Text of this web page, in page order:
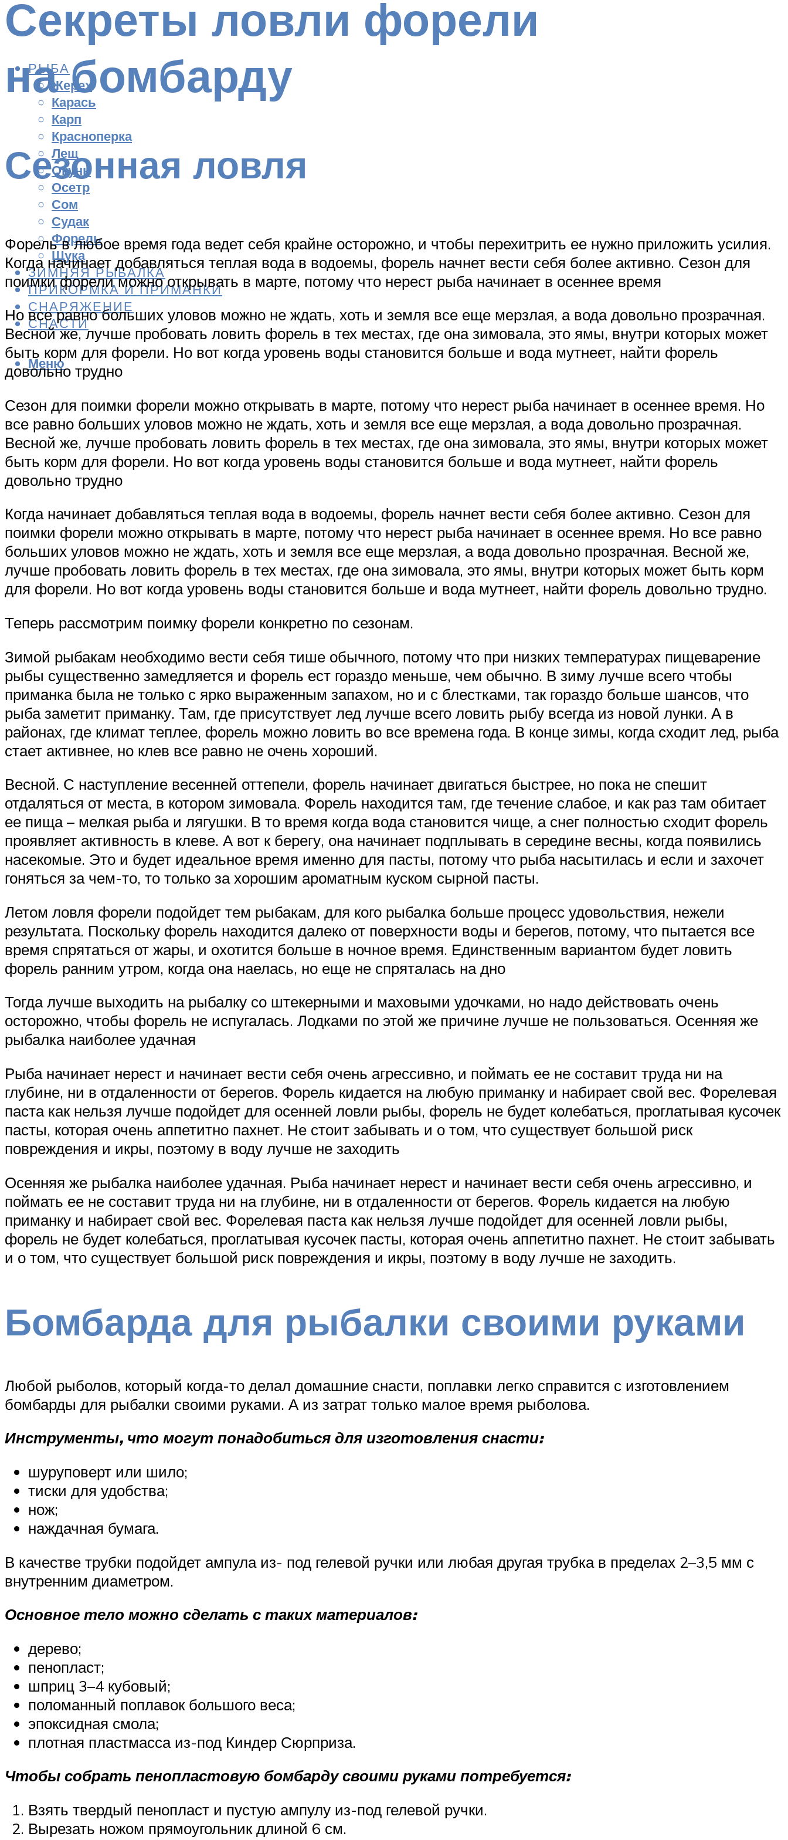
РЫБА
Жерех
Карась
Карп
Красноперка
Лещ
Окунь
Осетр
Сом
Судак
Форель
Щука
ЗИМНЯЯ РЫБАЛКА
ПРИКОРМКА И ПРИМАНКИ
СНАРЯЖЕНИЕ
СНАСТИ
Меню
Секреты ловли форели
на бомбарду
Сезонная ловля
Форель в любое время года ведет себя крайне осторожно, и чтобы перехитрить ее нужно приложить усилия.
Когда начинает добавляться теплая вода в водоемы, форель начнет вести себя более активно. Сезон для
поимки форели можно открывать в марте, потому что нерест рыба начинает в осеннее время
Но все равно больших уловов можно не ждать, хоть и земля все еще мерзлая, а вода довольно прозрачная.
Весной же, лучше пробовать ловить форель в тех местах, где она зимовала, это ямы, внутри которых может
быть корм для форели. Но вот когда уровень воды становится больше и вода мутнеет, найти форель
довольно трудно
Сезон для поимки форели можно открывать в марте, потому что нерест рыба начинает в осеннее время. Но
все равно больших уловов можно не ждать, хоть и земля все еще мерзлая, а вода довольно прозрачная.
Весной же, лучше пробовать ловить форель в тех местах, где она зимовала, это ямы, внутри которых может
быть корм для форели. Но вот когда уровень воды становится больше и вода мутнеет, найти форель
довольно трудно
Когда начинает добавляться теплая вода в водоемы, форель начнет вести себя более активно. Сезон для
поимки форели можно открывать в марте, потому что нерест рыба начинает в осеннее время. Но все равно
больших уловов можно не ждать, хоть и земля все еще мерзлая, а вода довольно прозрачная. Весной же,
лучше пробовать ловить форель в тех местах, где она зимовала, это ямы, внутри которых может быть корм
для форели. Но вот когда уровень воды становится больше и вода мутнеет, найти форель довольно трудно.
Теперь рассмотрим поимку форели конкретно по сезонам.
Зимой рыбакам необходимо вести себя тише обычного, потому что при низких температурах пищеварение
рыбы существенно замедляется и форель ест гораздо меньше, чем обычно. В зиму лучше всего чтобы
приманка была не только с ярко выраженным запахом, но и с блестками, так гораздо больше шансов, что
рыба заметит приманку. Там, где присутствует лед лучше всего ловить рыбу всегда из новой лунки. А в
районах, где климат теплее, форель можно ловить во все времена года. В конце зимы, когда сходит лед, рыба
стает активнее, но клев все равно не очень хороший.
Весной. С наступление весенней оттепели, форель начинает двигаться быстрее, но пока не спешит
отдаляться от места, в котором зимовала. Форель находится там, где течение слабое, и как раз там обитает
ее пища – мелкая рыба и лягушки. В то время когда вода становится чище, а снег полностью сходит форель
проявляет активность в клеве. А вот к берегу, она начинает подплывать в середине весны, когда появились
насекомые. Это и будет идеальное время именно для пасты, потому что рыба насытилась и если и захочет
гоняться за чем-то, то только за хорошим ароматным куском сырной пасты.
Летом ловля форели подойдет тем рыбакам, для кого рыбалка больше процесс удовольствия, нежели
результата. Поскольку форель находится далеко от поверхности воды и берегов, потому, что пытается все
время спрятаться от жары, и охотится больше в ночное время. Единственным вариантом будет ловить
форель ранним утром, когда она наелась, но еще не спряталась на дно
Тогда лучше выходить на рыбалку со штекерными и маховыми удочками, но надо действовать очень
осторожно, чтобы форель не испугалась. Лодками по этой же причине лучше не пользоваться. Осенняя же
рыбалка наиболее удачная
Рыба начинает нерест и начинает вести себя очень агрессивно, и поймать ее не составит труда ни на
глубине, ни в отдаленности от берегов. Форель кидается на любую приманку и набирает свой вес. Форелевая
паста как нельзя лучше подойдет для осенней ловли рыбы, форель не будет колебаться, проглатывая кусочек
пасты, которая очень аппетитно пахнет. Не стоит забывать и о том, что существует большой риск
повреждения и икры, поэтому в воду лучше не заходить
Осенняя же рыбалка наиболее удачная. Рыба начинает нерест и начинает вести себя очень агрессивно, и
поймать ее не составит труда ни на глубине, ни в отдаленности от берегов. Форель кидается на любую
приманку и набирает свой вес. Форелевая паста как нельзя лучше подойдет для осенней ловли рыбы,
форель не будет колебаться, проглатывая кусочек пасты, которая очень аппетитно пахнет. Не стоит забывать
и о том, что существует большой риск повреждения и икры, поэтому в воду лучше не заходить.
Бомбарда для рыбалки своими руками
Любой рыболов, который когда-то делал домашние снасти, поплавки легко справится с изготовлением
бомбарды для рыбалки своими руками. А из затрат только малое время рыболова.
Инструменты, что могут понадобиться для изготовления снасти:
шуруповерт или шило;
тиски для удобства;
нож;
наждачная бумага.
В качестве трубки подойдет ампула из- под гелевой ручки или любая другая трубка в пределах 2–3,5 мм с
внутренним диаметром.
Основное тело можно сделать с таких материалов:
дерево;
пенопласт;
шприц 3–4 кубовый;
поломанный поплавок большого веса;
эпоксидная смола;
плотная пластмасса из-под Киндер Сюрприза.
Чтобы собрать пенопластовую бомбарду своими руками потребуется:
Взять твердый пенопласт и пустую ампулу из-под гелевой ручки.
Вырезать ножом прямоугольник длиной 6 см.